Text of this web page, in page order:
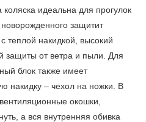
идеальна для прогулок
защитит
теплой накидкой, высокий
защиты от ветра и пыли. Для
блок также имеет
накидку – чехол на ножки. В
окошки,
а вся внутренняя обивка